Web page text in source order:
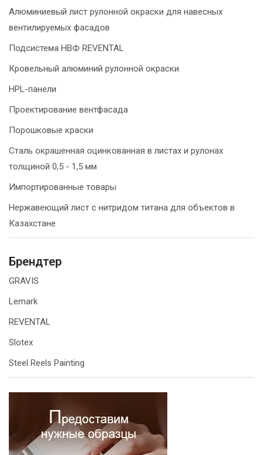
Алюминиевый лист рулонной окраски для навесных
вентилируемых фасадов
Подсистема НВФ REVENTAL
Кровельный алюминий рулонной окраски
HPL-панели
Проектирование вентфасада
Порошковые краски
Сталь окрашенная оцинкованная в листах и рулонах
толщиной 0,5 - 1,5 мм
Импортированные товары
Нержавеющий лист с нитридом титана для объектов в
Казахстане
Брендтер
GRAVIS
Lemark
REVENTAL
Slotex
Steel Reels Painting